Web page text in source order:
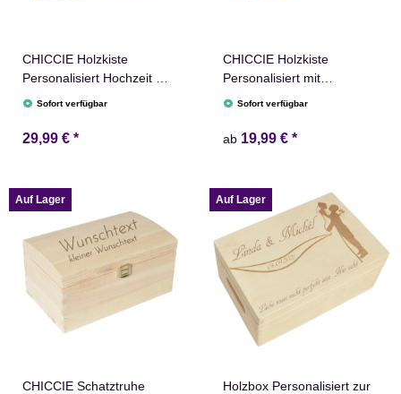
CHICCIE Holzkiste
Personalisiert Hochzeit mit
Wunschtext 50x40x30cm -
Hochzeitsgeschenk
Sofort verfügbar
29,99 € *
CHICCIE Holzkiste
Personalisiert mit
Wunschtext für jeden
Erinnerungskiste
Sofort verfügbar
ab 19,99 € *
Auf Lager
CHICCIE Schatztruhe
Auf Lager
Holzbox Personalisiert zur